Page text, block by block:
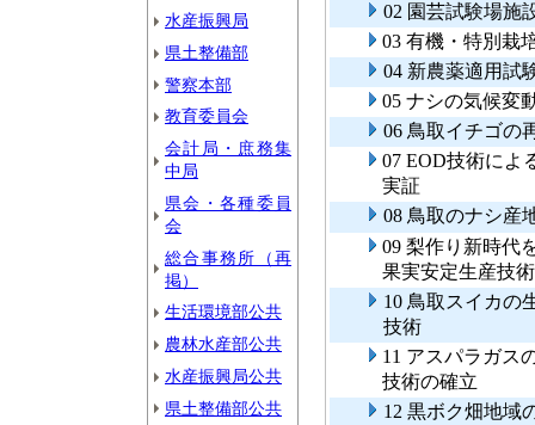
水産振興局
県土整備部
警察本部
教育委員会
会計局・庶務集
中局
県会・各種委員
会
総合事務所（再
掲）
生活環境部公共
農林水産部公共
水産振興局公共
県土整備部公共
02 園芸試験場施
03 有機・特別栽
04 新農薬適用試
05 ナシの気候変
06 鳥取イチゴの
07 EOD技術によ
実証
08 鳥取のナシ産
09 梨作り新時代
果実安定生産技
10 鳥取スイカの
技術
11 アスパラガス
技術の確立
12 黒ボク畑地域